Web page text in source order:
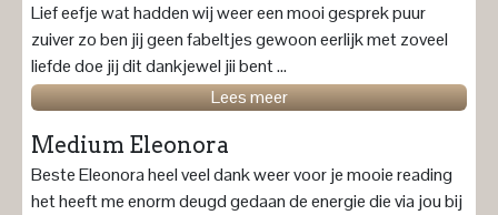
Lief eefje wat hadden wij weer een mooi gesprek puur
zuiver zo ben jij geen fabeltjes gewoon eerlijk met zoveel
liefde doe jij dit dankjewel jii bent ...
Lees meer
Medium Eleonora
Beste Eleonora heel veel dank weer voor je mooie reading
het heeft me enorm deugd gedaan de energie die via jou bij